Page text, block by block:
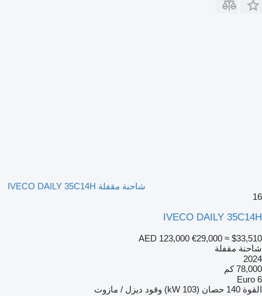
شاحنة مقفلة IVECO DAILY 35C14H
16
IVECO DAILY 35C14H
AED 123,000 €29,000 ≈ $33,510
شاحنة مقفلة
2024
78,000 كم
Euro 6
القوة 140 حصان (103 kW) وقود ديزل / مازوت